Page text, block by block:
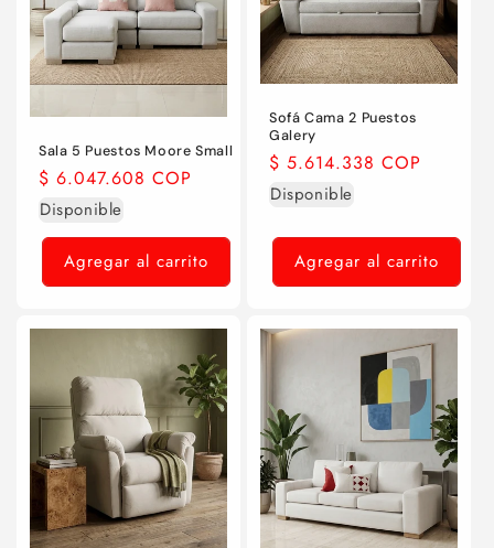
Sala 5 Puestos Moore Small
Precio
habitual
$ 6.047.608 COP
Disponible
Agregar al carrito
Sofá Cama 2 Puestos
Galery
Precio
habitual
$ 5.614.338 COP
Disponible
Agregar al carrito